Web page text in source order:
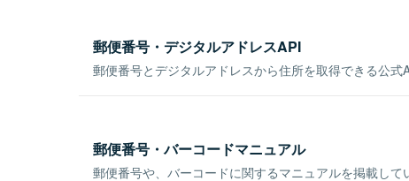
郵便番号・デジタルアドレスAPI
郵便番号とデジタルアドレスから住所を取得できる公式
郵便番号・バーコードマニュアル
郵便番号や、バーコードに関するマニュアルを掲載して